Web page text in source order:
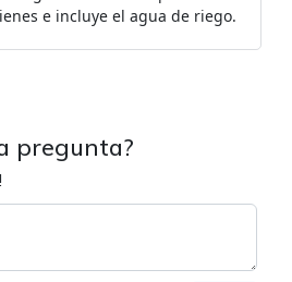
e incluye el agua de riego.
pregunta?